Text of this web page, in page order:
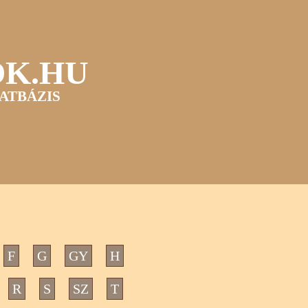
F G GY H
R S SZ T